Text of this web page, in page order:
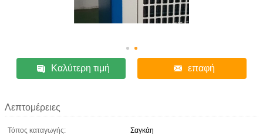
Καλύτερη τιμή επαφή
Λεπτομέρειες
Τόπος καταγωγής:
Σαγκάη